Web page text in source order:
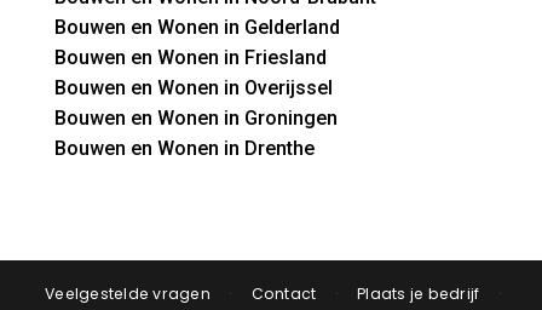
Bouwen en Wonen in Gelderland
Bouwen en Wonen in Friesland
Bouwen en Wonen in Overijssel
Bouwen en Wonen in Groningen
Bouwen en Wonen in Drenthe
Veelgestelde vragen · Contact · Plaats je bedrijf
·